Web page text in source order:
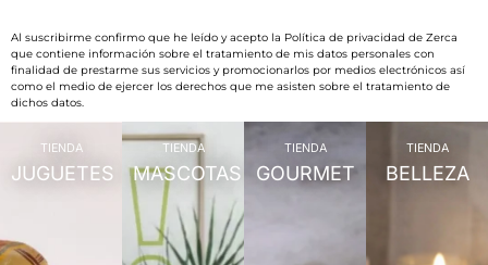
Al suscribirme confirmo que he leído y acepto la Política de privacidad de Zerca
que contiene información sobre el tratamiento de mis datos personales con
finalidad de prestarme sus servicios y promocionarlos por medios electrónicos así
como el medio de ejercer los derechos que me asisten sobre el tratamiento de
dichos datos.
TIENDA
JUGUETES
TIENDA
MASCOTAS
TIENDA
GOURMET
TIENDA
BELLEZA